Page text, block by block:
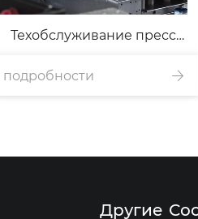
Техобслуживание пресс
формы
подробности
Другие